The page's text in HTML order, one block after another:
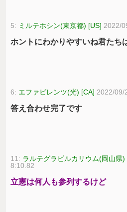
5: ミルテホシン(東京都) [US] 2022/
ホントにわかりやすいね君たち
6: エファビレンツ(光) [CA] 2022/09/
答え合わせ完了です
11: ラルテグラビルカリウム(岡山県)
8:10.82
立憲は何人も参列するけど